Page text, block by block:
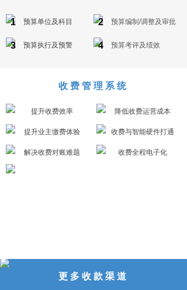
4 预算考评及绩效
3 预算执行及预警
1 预算单位及科目 2 预算编制/调整及审批
收费管理系统
提升收费效率
收费全程电子化
解决收费对账难题
提升业主缴费体验 收费与智能硬件打通
降低收费运营成本
更多收款渠道